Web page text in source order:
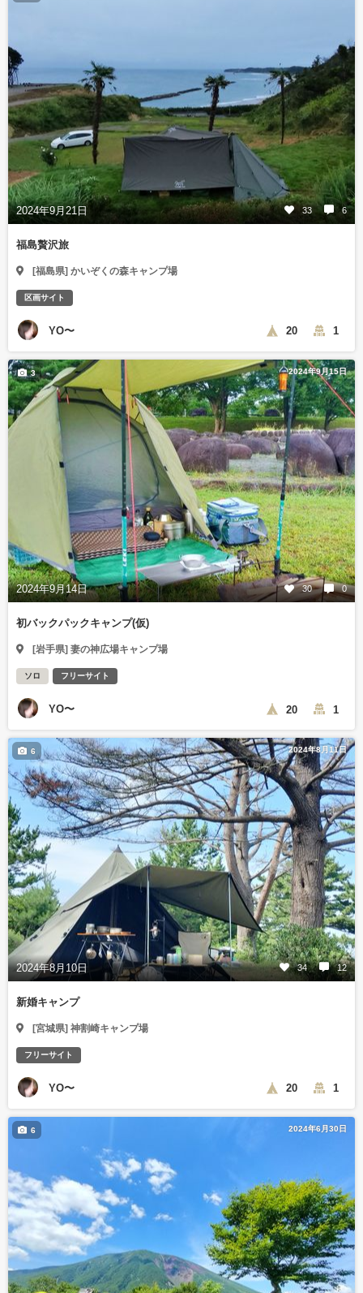
2024年9月21日 33 6
福島贅沢旅
[福島県] かいぞくの森キャンプ場
区画サイト
YO〜 20 1
2024年9月15日
2024年9月14日 30 0
3
初バックパックキャンプ(仮)
[岩手県] 妻の神広場キャンプ場
ソロ フリーサイト
YO〜 20 1
2024年8月11日
2024年8月10日 34 12
6
新婚キャンプ
[宮城県] 神割崎キャンプ場
フリーサイト
YO〜 20 1
2024年6月30日
6